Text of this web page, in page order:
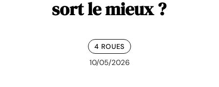
sort le mieux ?
4 ROUES
10/05/2026